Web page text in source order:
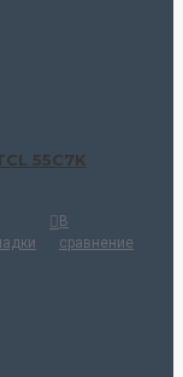
55C7K
В
сравнение